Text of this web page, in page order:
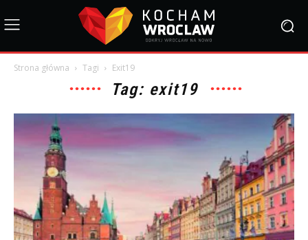
Strona główna Tagi Exit19
Tag: exit19